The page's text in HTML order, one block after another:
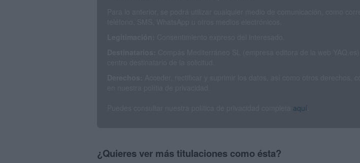
aquí
¿Quieres ver más titulaciones como ésta?